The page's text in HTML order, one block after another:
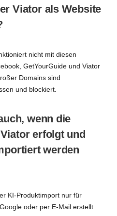
Viator als Website
nicht mit diesen
GetYourGuide und Viator
Domains sind
und blockiert.
wenn die
erfolgt und
werden
KI-Produktimport nur für
oder per E-Mail erstellt